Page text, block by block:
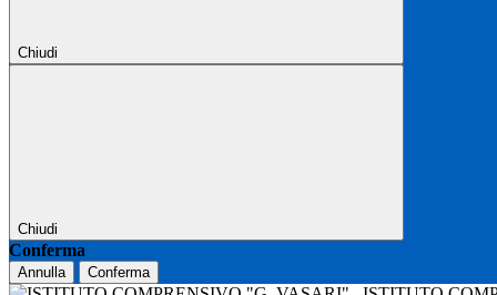
Chiudi
Chiudi
Conferma
Annulla Conferma